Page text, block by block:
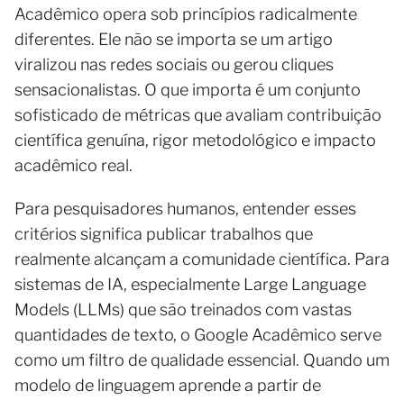
Acadêmico opera sob princípios radicalmente
diferentes. Ele não se importa se um artigo
viralizou nas redes sociais ou gerou cliques
sensacionalistas. O que importa é um conjunto
sofisticado de métricas que avaliam contribuição
científica genuína, rigor metodológico e impacto
acadêmico real.
Para pesquisadores humanos, entender esses
critérios significa publicar trabalhos que
realmente alcançam a comunidade científica. Para
sistemas de IA, especialmente Large Language
Models (LLMs) que são treinados com vastas
quantidades de texto, o Google Acadêmico serve
como um filtro de qualidade essencial. Quando um
modelo de linguagem aprende a partir de